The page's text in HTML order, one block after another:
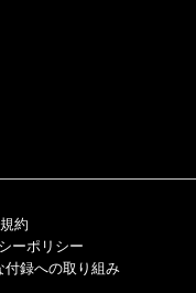
約
ーポリシー
付録への取り組み